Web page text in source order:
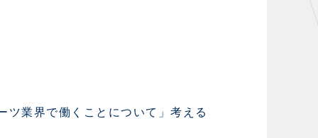
業界で働くことについて」考える